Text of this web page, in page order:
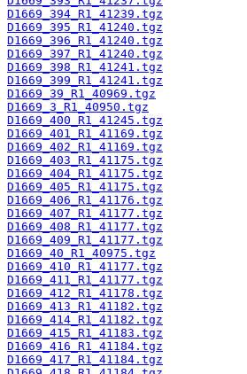
D1669_394_R1_41239.tgz
D1669_395_R1_41240.tgz
D1669_396_R1_41240.tgz
D1669_397_R1_41240.tgz
D1669_398_R1_41241.tgz
D1669_399_R1_41241.tgz
D1669_39_R1_40969.tgz
D1669_3_R1_40950.tgz
D1669_400_R1_41245.tgz
D1669_401_R1_41169.tgz
D1669_402_R1_41169.tgz
D1669_403_R1_41175.tgz
D1669_404_R1_41175.tgz
D1669_405_R1_41175.tgz
D1669_406_R1_41176.tgz
D1669_407_R1_41177.tgz
D1669_408_R1_41177.tgz
D1669_409_R1_41177.tgz
D1669_40_R1_40975.tgz
D1669_410_R1_41177.tgz
D1669_411_R1_41177.tgz
D1669_412_R1_41178.tgz
D1669_413_R1_41182.tgz
D1669_414_R1_41182.tgz
D1669_415_R1_41183.tgz
D1669_416_R1_41184.tgz
D1669_417_R1_41184.tgz